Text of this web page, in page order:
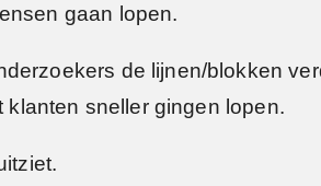
gaan lopen.
de lijnen/blokken
sneller gingen lopen.